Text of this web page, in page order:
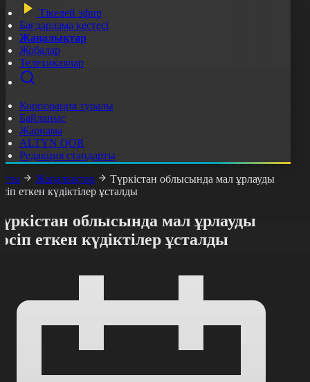
Тікелей эфир
Бағдарлама кестесі
Жаңалықтар
Жобалар
Телехикаялар
Корпорация туралы
Байланыс
Жарнама
ALTYN QOR
Редакция стандарты
Жаңалықтар
Түркістан облысында мал ұрлауды
еткен күдіктілер ұсталды
облысында мал ұрлауды
еткен күдіктілер ұсталды